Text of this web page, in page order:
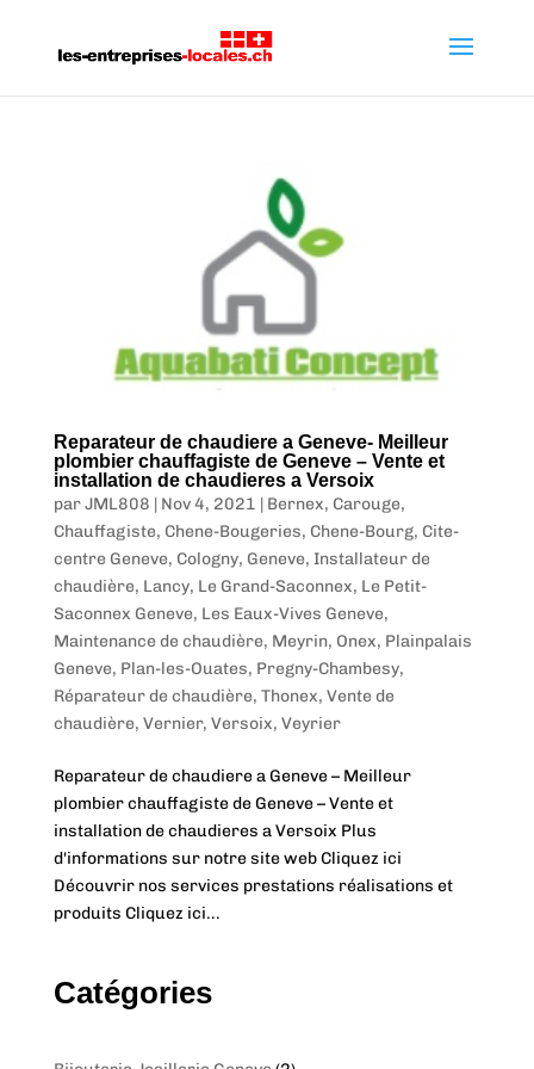
Reparateur de chaudiere a Geneve- Meilleur
plombier chauffagiste de Geneve – Vente et
installation de chaudieres a Versoix
parJML808 | Nov 4, 2021 | Bernex, Carouge,
Chauffagiste, Chene-Bougeries, Chene-Bourg, Cite-
centre Geneve, Cologny, Geneve, Installateur de
chaudière, Lancy, Le Grand-Saconnex, Le Petit-
Saconnex Geneve, Les Eaux-Vives Geneve,
Maintenance de chaudière, Meyrin, Onex, Plainpalais
Geneve, Plan-les-Ouates, Pregny-Chambesy,
Réparateur de chaudière, Thonex, Vente de
chaudière, Vernier, Versoix, Veyrier
Reparateur de chaudiere a Geneve – Meilleur
plombier chauffagiste de Geneve – Vente et
installation de chaudieres a Versoix Plus
d'informations sur notre site web Cliquez ici
Découvrir nos services prestations réalisations et
produits Cliquez ici...
Catégories